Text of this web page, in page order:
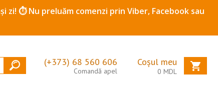
zi! ⏱️ Nu preluăm comenzi prin Viber, Facebook sau
Coșul meu
0 MDL
(+373) 68 560 606
Comandă apel